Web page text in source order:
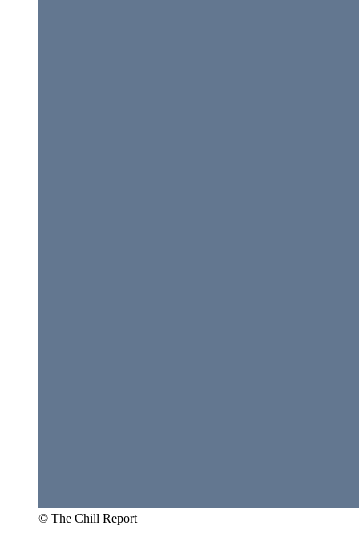
© The Chill Report